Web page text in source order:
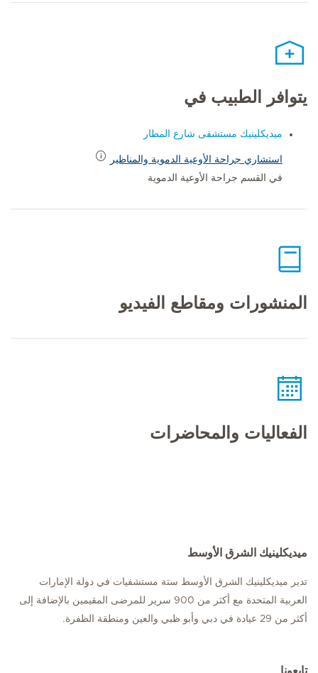
يتوافر الطبيب في
ميديكلينيك مستشفى شارع المطار
استشاري جراحة الأوعية الدموية والمناظير
في القسم جراحة الأوعية الدموية
المنشورات ومقاطع الفيديو
الفعاليات والمحاضرات
ميديكلينيك الشرق الأوسط
تدير ميديكلينيك الشرق الأوسط ستة مستشفيات في دولة الإمارات
العربية المتحدة مع أكثر من 900 سرير للمرضى المقيمين بالإضافة إلى
أكثر من 29 عيادة في دبي وأبو ظبي والعين ومنطقة الظفرة.
تابعونا